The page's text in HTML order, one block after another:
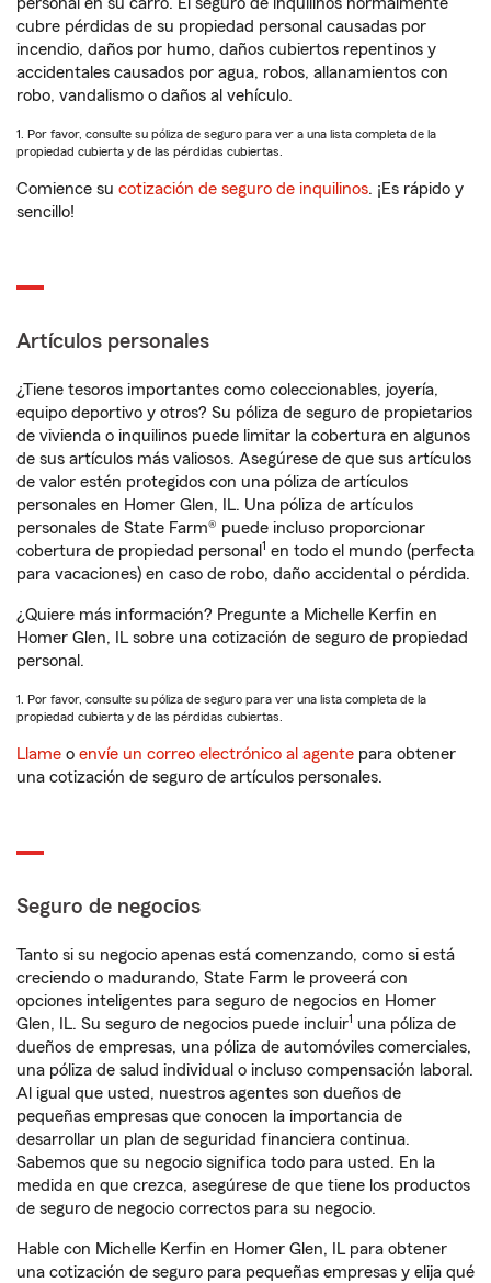
cubre pérdidas de su propiedad personal causadas por
incendio, daños por humo, daños cubiertos repentinos y
accidentales causados por agua, robos, allanamientos con
robo, vandalismo o daños al vehículo.
1. Por favor, consulte su póliza de seguro para ver a una lista completa de la
propiedad cubierta y de las pérdidas cubiertas.
Comience su cotización de seguro de inquilinos. ¡Es rápido y
sencillo!
Artículos personales
¿Tiene tesoros importantes como coleccionables, joyería,
equipo deportivo y otros? Su póliza de seguro de propietarios
de vivienda o inquilinos puede limitar la cobertura en algunos
de sus artículos más valiosos. Asegúrese de que sus artículos
de valor estén protegidos con una póliza de artículos
personales en Homer Glen, IL. Una póliza de artículos
personales de State Farm® puede incluso proporcionar
cobertura de propiedad personal 1 en todo el mundo (perfecta
para vacaciones) en caso de robo, daño accidental o pérdida.
¿Quiere más información? Pregunte a Michelle Kerfin en
Homer Glen, IL sobre una cotización de seguro de propiedad
personal.
1. Por favor, consulte su póliza de seguro para ver una lista completa de la
propiedad cubierta y de las pérdidas cubiertas.
Llame o envíe un correo electrónico al agente para obtener
una cotización de seguro de artículos personales.
Seguro de negocios
Tanto si su negocio apenas está comenzando, como si está
creciendo o madurando, State Farm le proveerá con
opciones inteligentes para seguro de negocios en Homer
Glen, IL. Su seguro de negocios puede incluir1 una póliza de
dueños de empresas, una póliza de automóviles comerciales,
una póliza de salud individual o incluso compensación laboral.
Al igual que usted, nuestros agentes son dueños de
pequeñas empresas que conocen la importancia de
desarrollar un plan de seguridad financiera continua.
Sabemos que su negocio significa todo para usted. En la
medida en que crezca, asegúrese de que tiene los productos
de seguro de negocio correctos para su negocio.
Hable con Michelle Kerfin en Homer Glen, IL para obtener
una cotización de seguro para pequeñas empresas y elija qué